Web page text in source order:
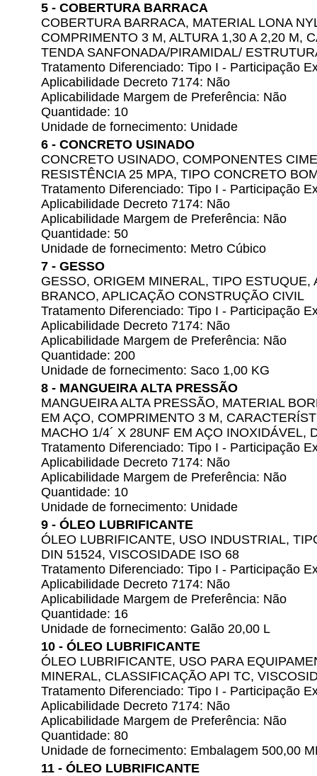
5 - COBERTURA BARRACA
COBERTURA BARRACA, MATERIAL LONA
COMPRIMENTO 3 M, ALTURA 1,30 A 2,20 M,
TENDA SANFONADA/PIRAMIDAL/
Tratamento Diferenciado: Tipo I - Participação
Aplicabilidade Decreto 7174: Não
Aplicabilidade Margem de Preferência: Não
Quantidade: 10
Unidade de fornecimento: Unidade
6 - CONCRETO USINADO
CONCRETO USINADO, COMPONENTES
RESISTÊNCIA 25 MPA, TIPO CONCRETO
Tratamento Diferenciado: Tipo I - Participação
Aplicabilidade Decreto 7174: Não
Aplicabilidade Margem de Preferência: Não
Quantidade: 50
Unidade de fornecimento: Metro Cúbico
7 - GESSO
GESSO, ORIGEM MINERAL, TIPO ESTUQUE,
BRANCO, APLICAÇÃO CONSTRUÇÃO CIVIL
Tratamento Diferenciado: Tipo I - Participação
Aplicabilidade Decreto 7174: Não
Aplicabilidade Margem de Preferência: Não
Quantidade: 200
Unidade de fornecimento: Saco 1,00 KG
8 - MANGUEIRA ALTA PRESSÃO
MANGUEIRA ALTA PRESSÃO, MATERIAL
EM AÇO, COMPRIMENTO 3 M,
MACHO 1/4´ X 28UNF EM AÇO INOXIDÁVEL,
Tratamento Diferenciado: Tipo I - Participação
Aplicabilidade Decreto 7174: Não
Aplicabilidade Margem de Preferência: Não
Quantidade: 10
Unidade de fornecimento: Unidade
9 - ÓLEO LUBRIFICANTE
ÓLEO LUBRIFICANTE, USO INDUSTRIAL,
DIN 51524, VISCOSIDADE ISO 68
Tratamento Diferenciado: Tipo I - Participação
Aplicabilidade Decreto 7174: Não
Aplicabilidade Margem de Preferência: Não
Quantidade: 16
Unidade de fornecimento: Galão 20,00 L
10 - ÓLEO LUBRIFICANTE
ÓLEO LUBRIFICANTE, USO PARA
MINERAL, CLASSIFICAÇÃO API TC,
Tratamento Diferenciado: Tipo I - Participação
Aplicabilidade Decreto 7174: Não
Aplicabilidade Margem de Preferência: Não
Quantidade: 80
Unidade de fornecimento: Embalagem 500,00
11 - ÓLEO LUBRIFICANTE